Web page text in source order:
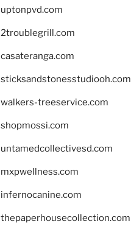
uptonpvd.com
2troublegrill.com
casateranga.com
sticksandstonesstudiooh.com
walkers-treeservice.com
shopmossi.com
untamedcollectivesd.com
mxpwellness.com
infernocanine.com
thepaperhousecollection.com